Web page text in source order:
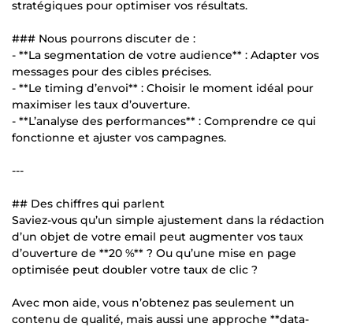
stratégiques pour optimiser vos résultats.
### Nous pourrons discuter de :
- **La segmentation de votre audience** : Adapter vos
messages pour des cibles précises.
- **Le timing d’envoi** : Choisir le moment idéal pour
maximiser les taux d’ouverture.
- **L’analyse des performances** : Comprendre ce qui
fonctionne et ajuster vos campagnes.
---
## Des chiffres qui parlent
Saviez-vous qu’un simple ajustement dans la rédaction
d’un objet de votre email peut augmenter vos taux
d’ouverture de **20 %** ? Ou qu’une mise en page
optimisée peut doubler votre taux de clic ?
Avec mon aide, vous n’obtenez pas seulement un
contenu de qualité, mais aussi une approche **data-